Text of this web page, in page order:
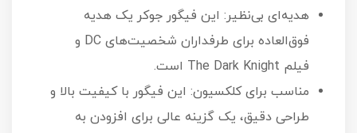
هدیه‌ای بی‌نظیر: این فیگور جوکر یک هدیه
فوق‌العاده برای طرفداران شخصیت‌های DC و
فیلم The Dark Knight است.
مناسب برای کلکسیون: این فیگور با کیفیت بالا و
طراحی دقیق، یک گزینه عالی برای افزودن به